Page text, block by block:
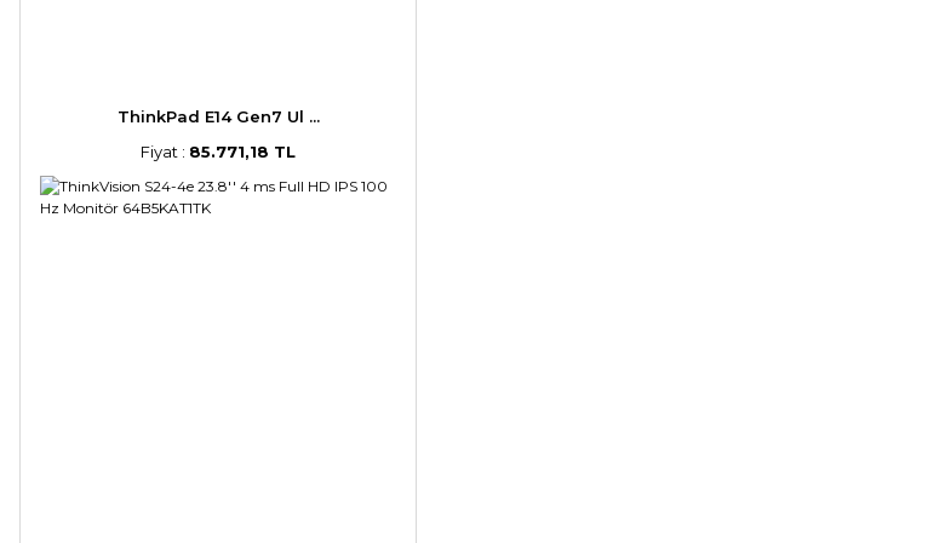
ThinkPad E14 Gen7 Ul ...
Fiyat : 85.771,18 TL